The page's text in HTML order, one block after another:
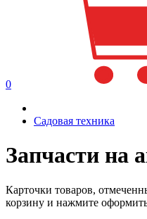
0
Садовая техника
Запчасти на
Карточки товаров,
корзину и нажмите